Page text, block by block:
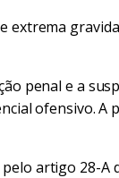
extrema
penal e a
ofensivo. A
artigo 28-A